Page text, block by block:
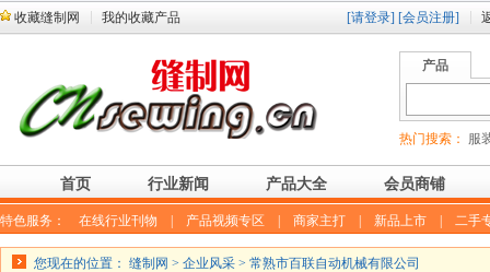
收藏缝制网 我的收藏产品 [请登录] [会员注册]
产品
热门搜索： 服
首页 行业新闻 产品大全 会员商铺
特色服务： 在线行业刊物 产品视频专区 商家主打 新品上市 二手
您现在的位置： 缝制网 > 企业风采 > 常熟市百联自动机械有限公司